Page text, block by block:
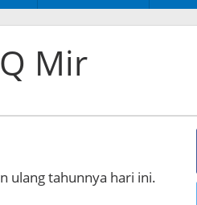
Mir
ulang tahunnya hari ini.